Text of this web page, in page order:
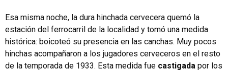
Esa misma noche, la dura hinchada cervecera quemó la
estación del ferrocarril de la localidad y tomó una medida
histórica: boicoteó su presencia en las canchas. Muy pocos
hinchas acompañaron a los jugadores cerveceros en el resto
de la temporada de 1933. Esta medida fue castigada por los